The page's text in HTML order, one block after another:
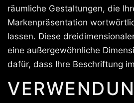
räumliche Gestaltungen, die
Markenpräsentation
lassen. Diese
eine außergewöhnliche
dafür, dass Ihre Beschriftung